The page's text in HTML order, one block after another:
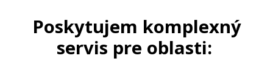
Poskytujem komplexný
servis pre oblasti: